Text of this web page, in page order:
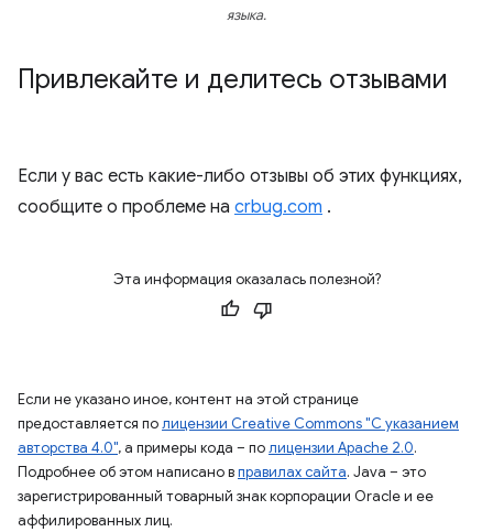
языка.
Привлекайте и делитесь отзывами
Если у вас есть какие-либо отзывы об этих функциях,
сообщите о проблеме на crbug.com .
Эта информация оказалась полезной?
Если не указано иное, контент на этой странице
предоставляется полицензии Creative Commons "С указанием
авторства 4.0", а примеры кода – полицензии Apache 2.0.
Подробнее об этом написано вправилах сайта. Java – это
зарегистрированный товарный знак корпорации Oracle и ее
аффилированных лиц.